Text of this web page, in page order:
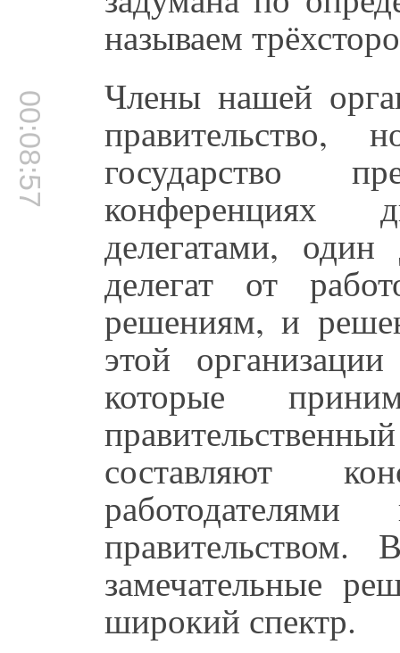
называем
00:08:57 Члены нашей
правительство,
государство
конференциях
делегатами,
делегат от
решениям, и
этой
которые
составляют
замечательные
широкий спектр.